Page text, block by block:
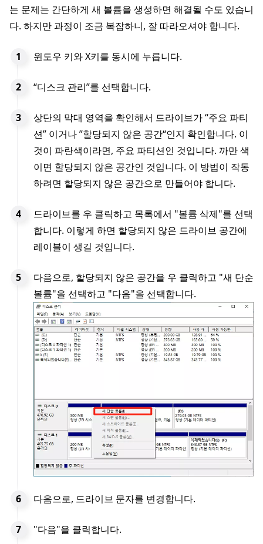
는 문제는 간단하게 새 볼륨을 생성하면 해결될 수도 있습니
다. 하지만 과정이 조금 복잡하니, 잘 따라오셔야 합니다.
윈도우 키와 X키를 동시에 누릅니다.
“디스크 관리”를 선택합니다.
상단의 막대 영역을 확인해서 드라이브가 “주요 파티
션” 이거나 ”할당되지 않은 공간“인지 확인합니다. 이
것이 파란색이라면, 주요 파티션인 것입니다. 까만 색
이면 할당되지 않은 공간인 것입니다. 이 방법이 작동
하려면 할당되지 않은 공간으로 만들어야 합니다.
드라이브를 우 클릭하고 목록에서 "볼륨 삭제"를 선택
합니다. 이렇게 하면 할당되지 않은 드라이브 공간에
레이블이 생길 것입니다.
다음으로, 할당되지 않은 공간을 우 클릭하고 "새 단순
볼륨"을 선택하고 "다음"을 선택합니다.
다음으로, 드라이브 문자를 변경합니다.
"다음"을 클릭합니다.